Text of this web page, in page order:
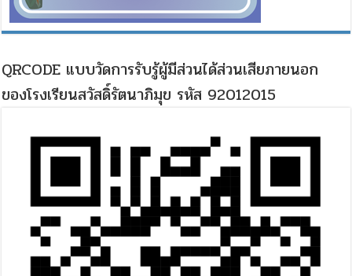
QRCODE แบบวัดการรับรู้ผู้มีส่วนได้ส่วนเสียภายนอก
ของโรงเรียนสวัสดิ์รัตนาภิมุข รหัส 92012015